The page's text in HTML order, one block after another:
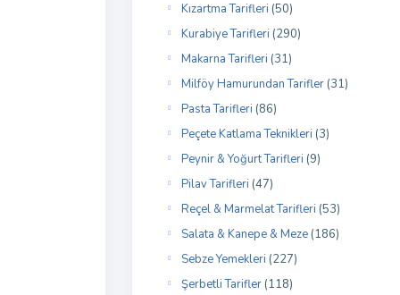
Kızartma Tarifleri (50)
Kurabiye Tarifleri (290)
Makarna Tarifleri (31)
Milföy Hamurundan Tarifler (31)
Pasta Tarifleri (86)
Peçete Katlama Teknikleri (3)
Peynir & Yoğurt Tarifleri (9)
Pilav Tarifleri (47)
Reçel & Marmelat Tarifleri (53)
Salata & Kanepe & Meze (186)
Sebze Yemekleri (227)
Şerbetli Tarifler (118)